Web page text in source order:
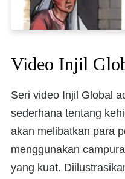
Video Injil
Seri video Injil Global
sederhana tentang
akan melibatkan para
menggunakan
yang kuat.